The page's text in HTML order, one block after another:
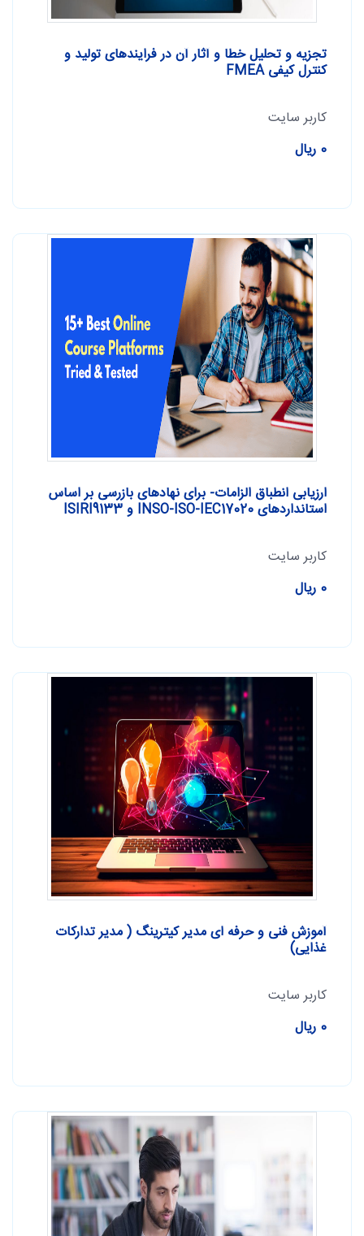
تجزیه و تحلیل خطا و آثار آن در فرایندهای تولید و
کنترل کیفی FMEA
کاربر سایت
0 ریال
ارزیابی انطباق الزامات- برای نهادهای بازرسی بر اساس
استانداردهای INSO-ISO-IEC17020 و ISIRI9133
کاربر سایت
0 ریال
آموزش فنی و حرفه ای مدیر کیترینگ ( مدیر تدارکات
غذایی)
کاربر سایت
0 ریال